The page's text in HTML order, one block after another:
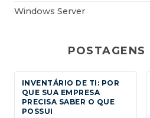
Windows Server
POSTAGENS
INVENTÁRIO DE TI: POR
QUE SUA EMPRESA
PRECISA SABER O QUE
POSSUI